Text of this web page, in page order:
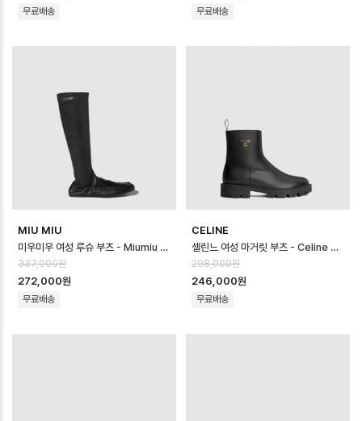
무료배송 무료배송
MIU MIU
미우미우 여성 루슈 부츠 - Miumiu Womens Luche Boots - mis869…
337,000원
272,000원
무료배송
CELINE
셀린느 여성 마거릿 부츠 - Celine Womens Margaret Boots - ces…
298,000원
246,000원
무료배송